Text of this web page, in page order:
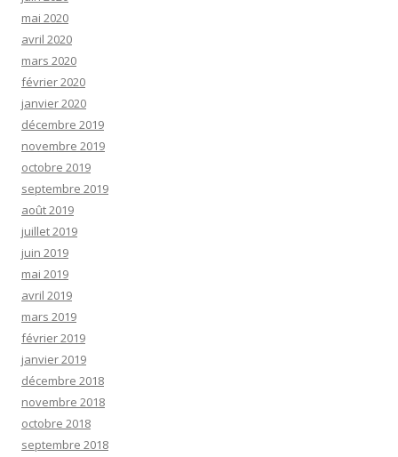
mai 2020
avril 2020
mars 2020
février 2020
janvier 2020
décembre 2019
novembre 2019
octobre 2019
septembre 2019
août 2019
juillet 2019
juin 2019
mai 2019
avril 2019
mars 2019
février 2019
janvier 2019
décembre 2018
novembre 2018
octobre 2018
septembre 2018